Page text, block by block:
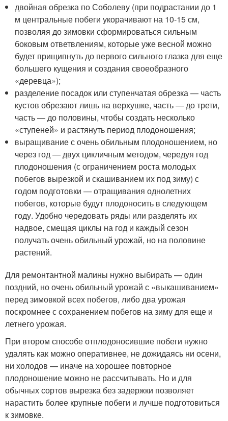
двойная обрезка по Соболеву (при подрастании до 1
м центральные побеги укорачивают на 10-15 см,
позволяя до зимовки сформироваться сильным
боковым ответвлениям, которые уже весной можно
будет прищипнуть до первого сильного глазка для еще
большего кущения и создания своеобразного
«деревца»);
разделение посадок или ступенчатая обрезка — часть
кустов обрезают лишь на верхушке, часть — до трети,
часть — до половины, чтобы создать несколько
«ступеней» и растянуть период плодоношения;
выращивание с очень обильным плодоношением, но
через год — двух цикличным методом, чередуя год
плодоношения (с ограничением роста молодых
побегов вырезкой и скашиванием их под зиму) с
годом подготовки — отращивания однолетних
побегов, которые будут плодоносить в следующем
году. Удобно чередовать ряды или разделять их
надвое, смещая циклы на год и каждый сезон
получать очень обильный урожай, но на половине
растений.
Для ремонтантной малины нужно выбирать — один
поздний, но очень обильный урожай с «выкашиванием»
перед зимовкой всех побегов, либо два урожая
поскромнее с сохранением побегов на зиму для еще и
летнего урожая.
При втором способе отплодоносившие побеги нужно
удалять как можно оперативнее, не дожидаясь ни осени,
ни холодов — иначе на хорошее повторное
плодоношение можно не рассчитывать. Но и для
обычных сортов вырезка без задержки позволяет
нарастить более крупные побеги и лучше подготовиться
к зимовке.